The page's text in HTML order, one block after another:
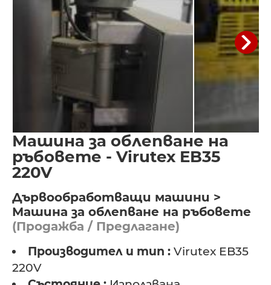
Машина за облепване на
ръбовете - Virutex EB35
220V
Дървообработващи машини >
Машина за облепване на ръбовете
(Продажба / Предлагане)
Производител и тип : Virutex EB35
220V